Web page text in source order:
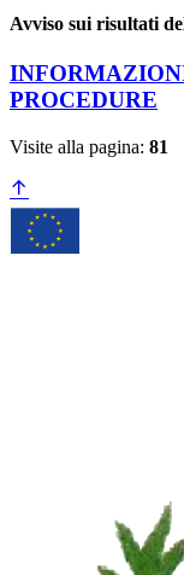
Avviso sui risultati
PROCEDURE
Visite alla pagina: 81